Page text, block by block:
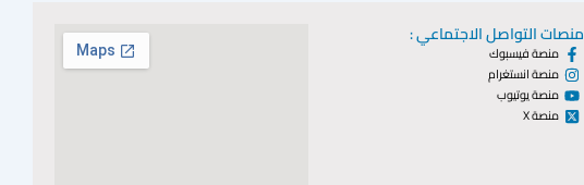
منصات التواصل الاجتماعي :
منصة فيسبوك
منصة انستغرام
منصة يوتيوب
منصة X